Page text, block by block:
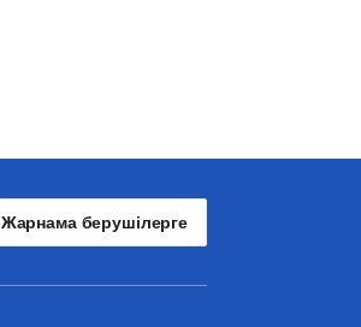
Жарнама берушілерге